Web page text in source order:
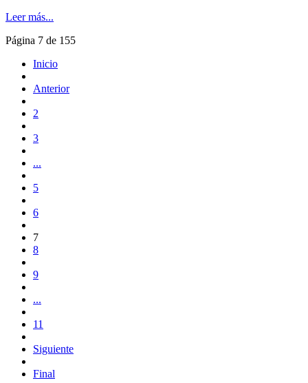
Leer más...
Página 7 de 155
Inicio
Anterior
2
3
...
5
6
7
8
9
...
11
Siguiente
Final